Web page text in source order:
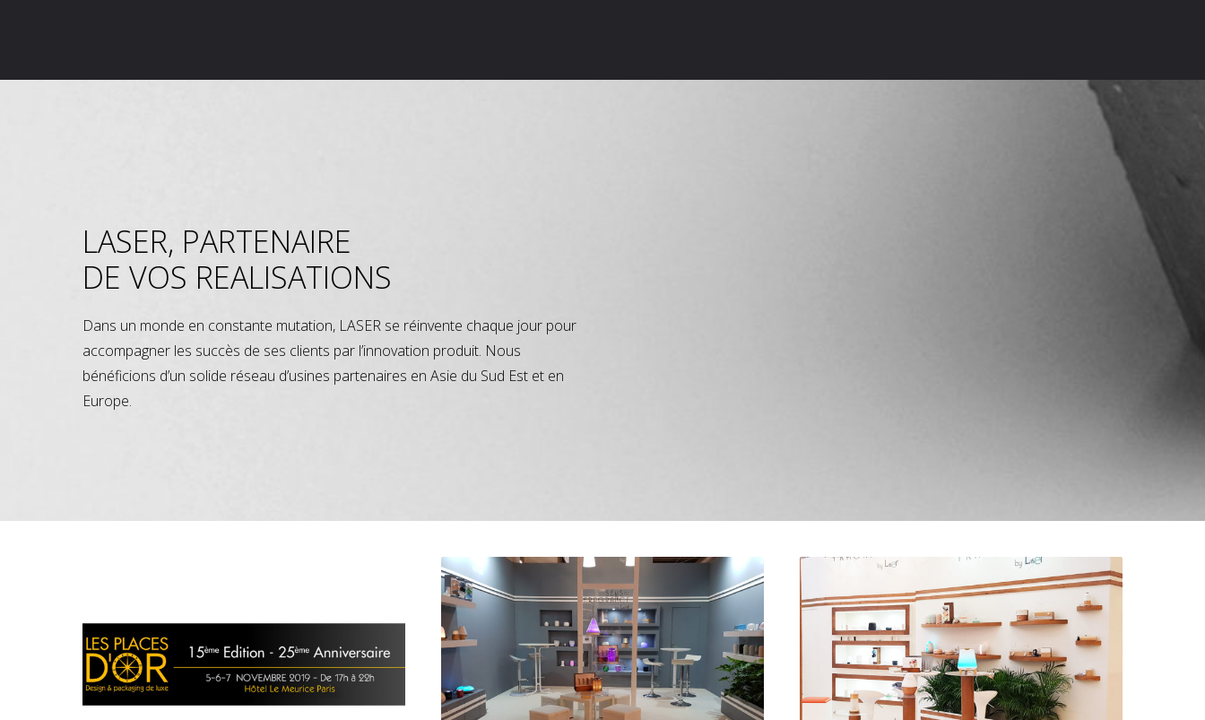
LASER, PARTENAIRE
DE VOS REALISATIONS
Dans un monde en constante mutation, LASER se réinvente chaque jour pour
accompagner les succès de ses clients par l’innovation produit. Nous
bénéficions d’un solide réseau d’usines partenaires en Asie du Sud Est et en
Europe.